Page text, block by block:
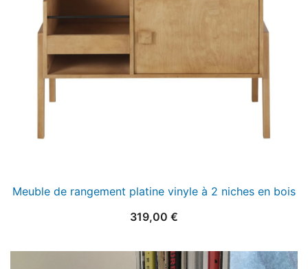
Meuble de rangement platine vinyle à 2 niches en bois
319,00 €